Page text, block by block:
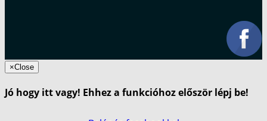
×Close
Jó hogy itt vagy! Ehhez a funkcióhoz először lépj be!